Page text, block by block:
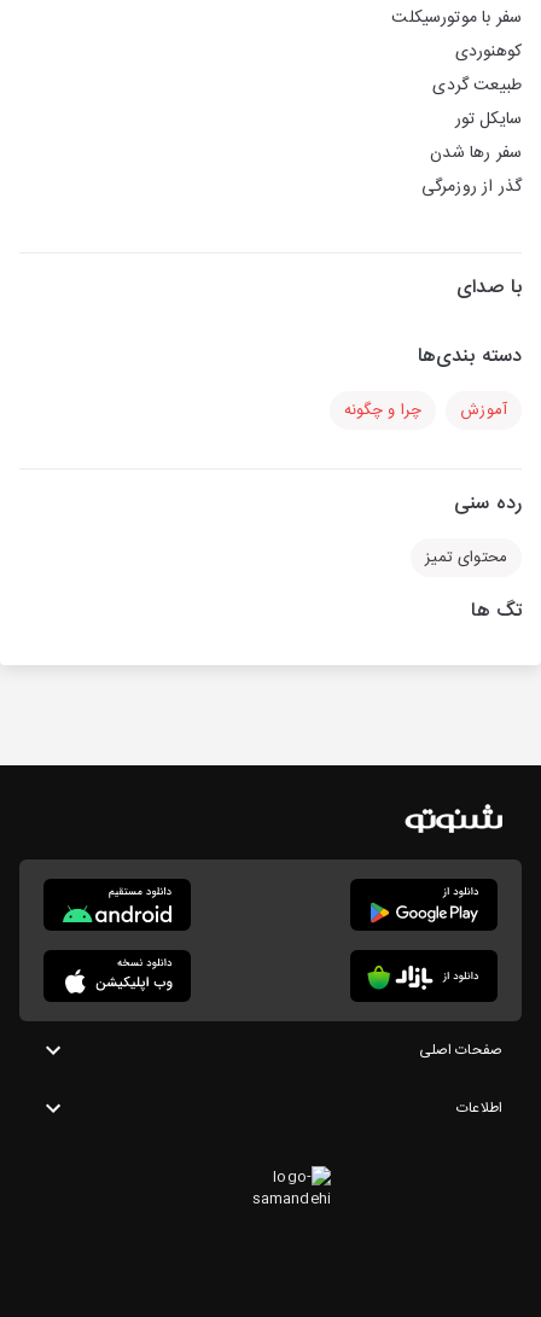
سفر با موتورسیکلت
کوهنوردی
طبیعت گردی
سایکل تور
سفر رها شدن
گذر از روزمرگی
با صدای
دسته بندی‌ها
آموزش چرا و چگونه
رده سنی
محتوای تمیز
تگ ها
صفحات اصلی
اطلاعات